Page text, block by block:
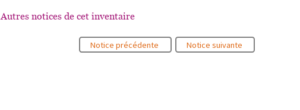
Autres notices de cet inventaire
Notice précédente Notice suivante